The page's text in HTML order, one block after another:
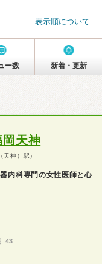
表示順について
ー数 新着・更新
天神
神）駅）
内科専門の女性医師と心
:43